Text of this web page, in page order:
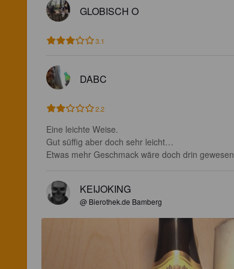
GLOBISCH O
3.1
DABC
2.2
Eine leichte Weise.
Gut süffig aber doch sehr leicht…
Etwas mehr Geschmack wäre doch drin gewesen
KEIJOKING
@ Bierothek.de Bamberg